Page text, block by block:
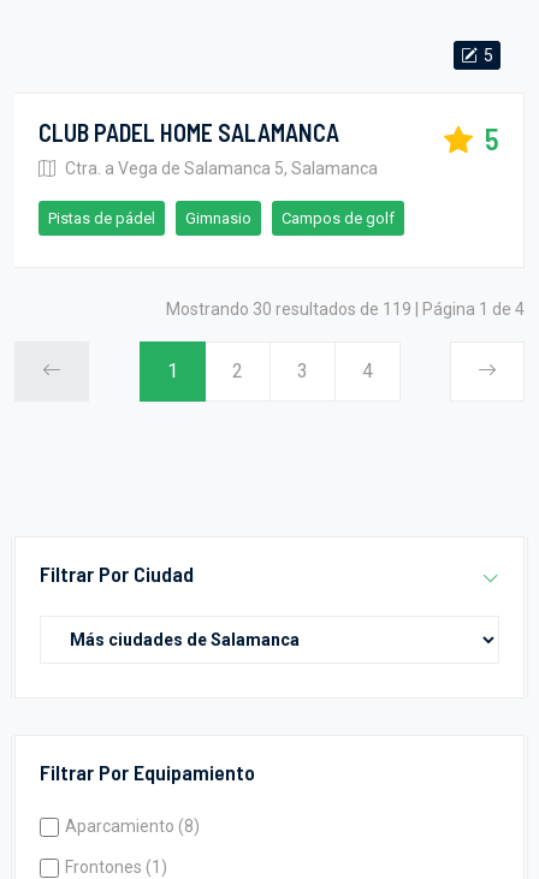
Filtrar Por Ciudad
Filtrar Por Equipamiento
Aparcamiento (8)
Frontones (1)
5
CLUB PADEL HOME SALAMANCA
Ctra. a Vega de Salamanca 5, Salamanca
5
Pistas de pádel Gimnasio Campos de golf
Mostrando 30 resultados de 119 | Página 1 de 4
1 2 3 4